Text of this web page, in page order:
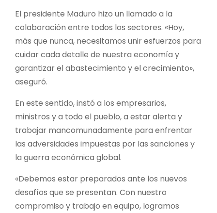
El presidente Maduro hizo un llamado a la
colaboración entre todos los sectores. «Hoy,
más que nunca, necesitamos unir esfuerzos para
cuidar cada detalle de nuestra economía y
garantizar el abastecimiento y el crecimiento»,
aseguró.
En este sentido, instó a los empresarios,
ministros y a todo el pueblo, a estar alerta y
trabajar mancomunadamente para enfrentar
las adversidades impuestas por las sanciones y
la guerra económica global.
«Debemos estar preparados ante los nuevos
desafíos que se presentan. Con nuestro
compromiso y trabajo en equipo, logramos